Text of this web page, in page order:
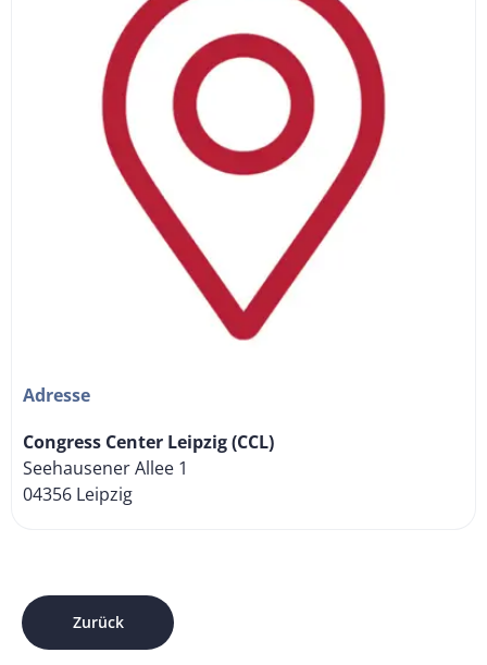
Adresse
Congress Center Leipzig (CCL)
Seehausener Allee 1
04356 Leipzig
Zurück